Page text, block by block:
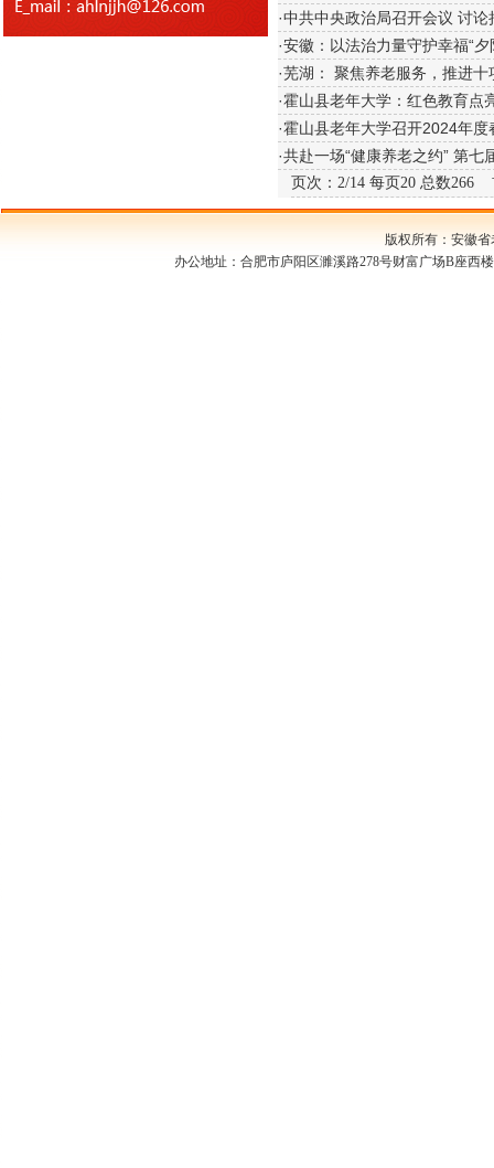
·中共中央政治局召开会议 讨
·安徽：以法治力量守护幸福“夕
·芜湖： 聚焦养老服务，推进十
·霍山县老年大学：红色教育点
·霍山县老年大学召开2024年
·共赴一场“健康养老之约” 第
页次：2/14 每页20 总数266
版权所有：安徽
办公地址：合肥市庐阳区濉溪路278号财富广场B座西